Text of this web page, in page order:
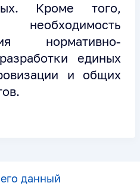
Кроме того,
нормативно-
единых
и общих
данный